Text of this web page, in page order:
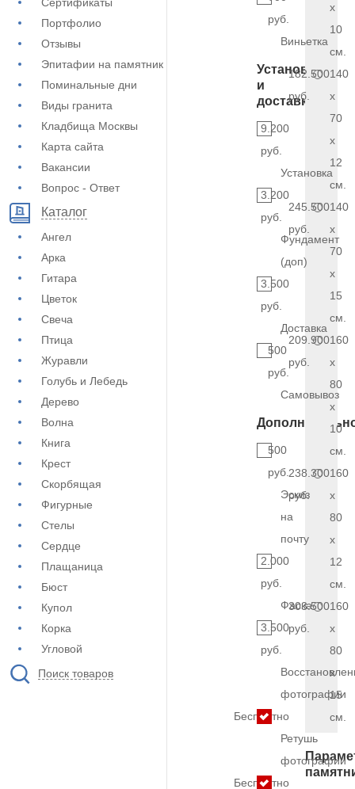
Портфолио
Отзывы
Эпитафии на памятник
Поминальные дни
Виды гранита
Кладбища Москвы
Карта сайта
Вакансии
Вопрос - Ответ
Каталог
Ангел
Арка
Гитара
Цветок
Свеча
Птица
Журавли
Голубь и Лебедь
Дерево
Волна
Книга
Крест
Скорбящая
Фигурные
Стелы
Сердце
Плащаница
Бюст
Купол
Корка
Угловой
Поиск товаров
руб.
Виньетка
Установка
и
доставка
9.200
руб.
Установка
3.200
руб.
Фундамент
(доп)
3.500
руб.
Доставка
500
руб.
Самовывоз
500
руб.
Эскиз
на
почту
2.000
руб.
Фаска
3.500
руб.
фотографии
Бесплатно
Ретушь
фотографии
Бесплатно
x
10
см.
182.500
руб.
140
x
70
x
12
см.
245.500
руб.
140
x
70
x
15
см.
209.900
руб.
160
x
80
x
10
см.
238.300
руб.
160
x
80
x
12
см.
303.500
руб.
160
x
80
x
15
см.